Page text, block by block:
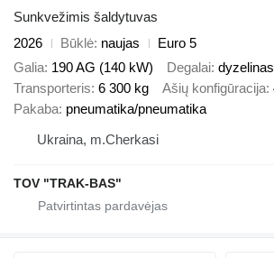
Sunkvežimis šaldytuvas
2026
Būklė naujas
Euro 5
Galia 190 AG (140 kW) Degalai dyzelinas
Transporteris 6 300 kg Ašių konfigūracija
Pakaba pneumatika/pneumatika
Ukraina, m.Cherkasi
TOV "TRAK-BAS"